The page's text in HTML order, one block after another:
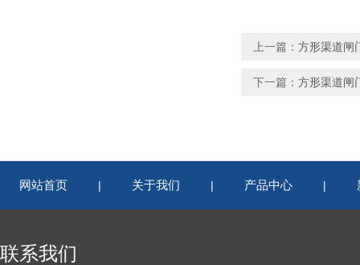
上一篇： 方形渠道闸
下一篇： 方形渠道闸
网站首页 | 关于我们 | 产品中心 |
联系我们